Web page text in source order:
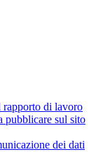
rapporto di lavoro
pubblicare sul sito
dei dati